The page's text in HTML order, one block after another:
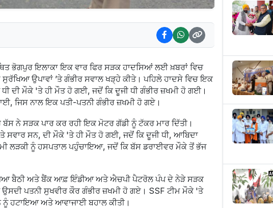
ਭੋਗਪੁਰ ਇਲਾਕਾ ਇਕ ਵਾਰ ਫਿਰ ਸੜਕ ਹਾਦਸਿਆਂ ਲਈ ਖ਼ਬਰਾਂ ਵਿਚ
ਉਪਾਵਾਂ ’ਤੇ ਗੰਭੀਰ ਸਵਾਲ ਖੜ੍ਹੇ ਕੀਤੇ। ਪਹਿਲੇ ਹਾਦਸੇ ਵਿਚ ਇਕ
ਦੀ ਮੌਕੇ 'ਤੇ ਹੀ ਮੌਤ ਹੋ ਗਈ, ਜਦੋਂ ਕਿ ਦੂਜੀ ਧੀ ਗੰਭੀਰ ਜ਼ਖਮੀ ਹੋ ਗਈ।
ਜਿਸ ਨਾਲ ਇਕ ਪਤੀ-ਪਤਨੀ ਗੰਭੀਰ ਜ਼ਖਮੀ ਹੋ ਗਏ।
ਨੇ ਸੜਕ ਪਾਰ ਕਰ ਰਹੀ ਇਕ ਮੋਟਰ ਗੱਡੀ ਨੂੰ ਟੱਕਰ ਮਾਰ ਦਿੱਤੀ।
ਸਵਾਰ ਸਨ, ਦੀ ਮੌਕੇ 'ਤੇ ਹੀ ਮੌਤ ਹੋ ਗਈ, ਜਦੋਂ ਕਿ ਦੂਜੀ ਧੀ, ਆਬਿਦਾ
ਲੜਕੀ ਨੂੰ ਹਸਪਤਾਲ ਪਹੁੰਚਾਇਆ, ਜਦੋਂ ਕਿ ਬੱਸ ਡਰਾਈਵਰ ਮੌਕੇ ਤੋਂ ਭੱਜ
ਬੈਠੀ ਅਤੇ ਬੈਂਕ ਆਫ਼ ਇੰਡੀਆ ਅਤੇ ਐਚਪੀ ਪੈਟਰੋਲ ਪੰਪ ਦੇ ਨੇੜੇ ਸੜਕ
ਪਤਨੀ ਸੁਖਵੀਰ ਕੌਰ ਗੰਭੀਰ ਜ਼ਖਮੀ ਹੋ ਗਏ। SSF ਟੀਮ ਮੌਕੇ 'ਤੇ
ਹਟਾਇਆ ਅਤੇ ਆਵਾਜਾਈ ਬਹਾਲ ਕੀਤੀ।